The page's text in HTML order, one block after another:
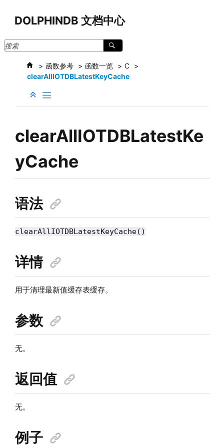
DOLPHINDB 文档中心
函数参考 函数一览
C
clearAllIOTDBLatestKeyCache
clearAllIOTDBLatestKe
yCache
语法
clearAllIOTDBLatestKeyCache()
详情
用于清理最新值缓存表缓存。
参数
无。
返回值
无。
例子